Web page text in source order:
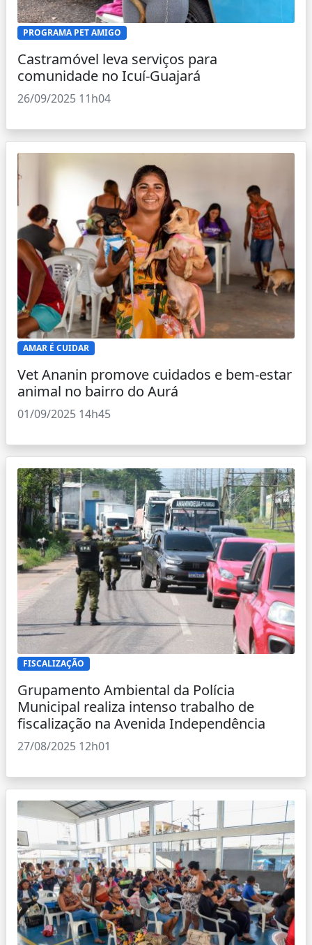
PROGRAMA PET AMIGO
Castramóvel leva serviços para
comunidade no Icuí-Guajará
26/09/2025 11h04
AMAR É CUIDAR
Vet Ananin promove cuidados e bem-estar
animal no bairro do Aurá
01/09/2025 14h45
FISCALIZAÇÃO
Grupamento Ambiental da Polícia
Municipal realiza intenso trabalho de
fiscalização na Avenida Independência
27/08/2025 12h01